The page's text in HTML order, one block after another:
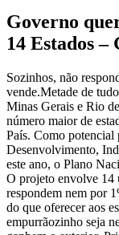
Governo
14 Estados
Sozinhos, não
vende.Metade de
Minas Gerais e Rio
número maior de
País. Como
Desenvolvimento,
este ano, o Plano
O projeto envolve 14
respondem nem por
do que oferecer aos
empurrãozinho seja